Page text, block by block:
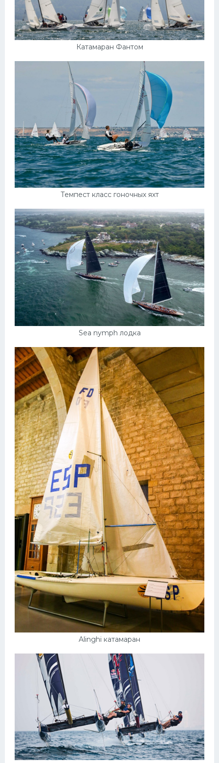
Катамаран Фантом
Темпест класс гоночных яхт
Sea nymph лодка
Alinghi катамаран